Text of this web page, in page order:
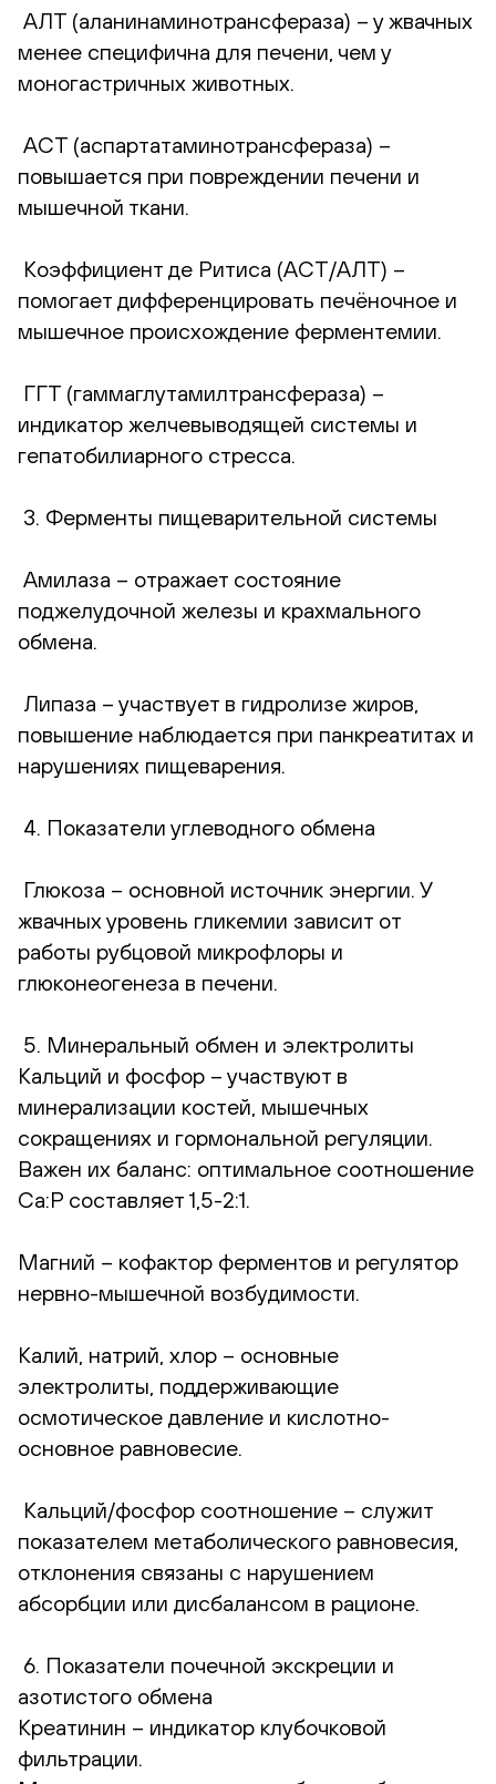
АЛТ (аланинаминотрансфераза) – у жвачных
менее специфична для печени, чем у
моногастричных животных.
АСТ (аспартатаминотрансфераза) –
повышается при повреждении печени и
мышечной ткани.
Коэффициент де Ритиса (АСТ/АЛТ) –
помогает дифференцировать печёночное и
мышечное происхождение ферментемии.
ГГТ (гаммаглутамилтрансфераза) –
индикатор желчевыводящей системы и
гепатобилиарного стресса.
3. Ферменты пищеварительной системы
Амилаза – отражает состояние
поджелудочной железы и крахмального
обмена.
Липаза – участвует в гидролизе жиров,
повышение наблюдается при панкреатитах и
нарушениях пищеварения.
4. Показатели углеводного обмена
Глюкоза – основной источник энергии. У
жвачных уровень гликемии зависит от
работы рубцовой микрофлоры и
глюконеогенеза в печени.
5. Минеральный обмен и электролиты
Кальций и фосфор – участвуют в
минерализации костей, мышечных
сокращениях и гормональной регуляции.
Важен их баланс: оптимальное соотношение
Ca:P составляет 1,5-2:1.
Магний – кофактор ферментов и регулятор
нервно-мышечной возбудимости.
Калий, натрий, хлор – основные
электролиты, поддерживающие
осмотическое давление и кислотно-
основное равновесие.
Кальций/фосфор соотношение – служит
показателем метаболического равновесия,
отклонения связаны с нарушением
абсорбции или дисбалансом в рационе.
6. Показатели почечной экскреции и
азотистого обмена
Креатинин – индикатор клубочковой
фильтрации.